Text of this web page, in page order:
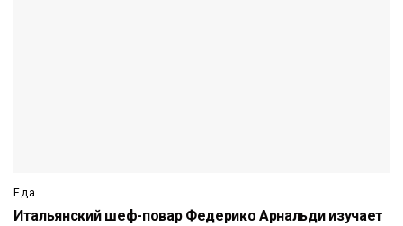
Еда
Итальянский шеф-повар Федерико Арнальди изучает